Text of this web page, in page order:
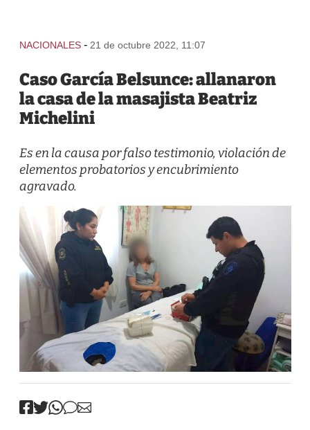
NACIONALES - 21 de octubre 2022, 11:07
Caso García Belsunce: allanaron
la casa de la masajista Beatriz
Michelini
Es en la causa por falso testimonio, violación de
elementos probatorios y encubrimiento
agravado.